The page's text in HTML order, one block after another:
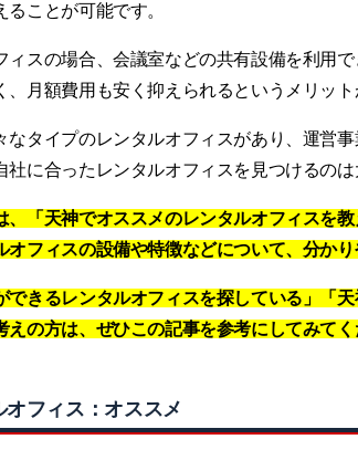
ことが可能です。
ィスの場合、会議室などの共有設備を利用
、月額費用も安く抑えられるというメリット
なタイプのレンタルオフィスがあり、運営
社に合ったレンタルオフィスを見つけるのは
、「天神でオススメのレンタルオフィスを教
オフィスの設備や特徴などについて、分かり
できるレンタルオフィスを探している」「
えの方は、ぜひこの記事を参考にしてみてく
オフィス：オススメ